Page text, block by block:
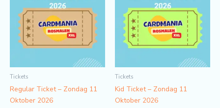
Tickets
Regular Ticket – Zondag 11
Oktober 2026
Tickets
Kid Ticket – Zondag 11
Oktober 2026